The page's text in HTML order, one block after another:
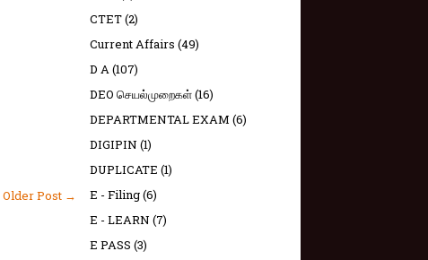
Older Post →
CTET(2)
Current Affairs (49)
D A(107)
DEO செயல்முறைகள்(16)
DEPARTMENTAL EXAM (6)
DIGIPIN (1)
DUPLICATE (1)
E - Filing(6)
E - LEARN (7)
E PASS (3)